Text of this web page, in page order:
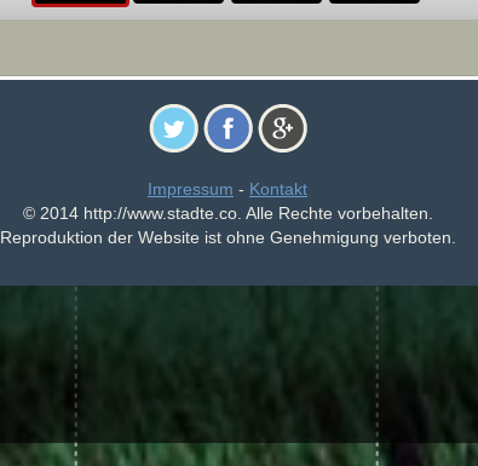
Impressum - Kontakt
© 2014 http://www.stadte.co. Alle Rechte vorbehalten.
Reproduktion der Website ist ohne Genehmigung verboten.